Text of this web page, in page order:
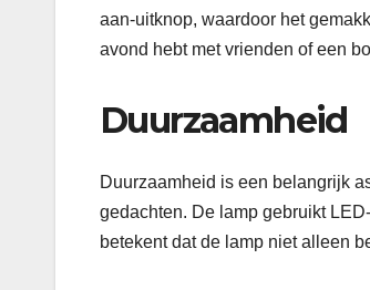
aan-uitknop, waardoor het
avond hebt met vrienden of een
Duurzaamheid
Duurzaamheid is een belangrijk
gedachten. De lamp gebruikt
betekent dat de lamp niet alleen